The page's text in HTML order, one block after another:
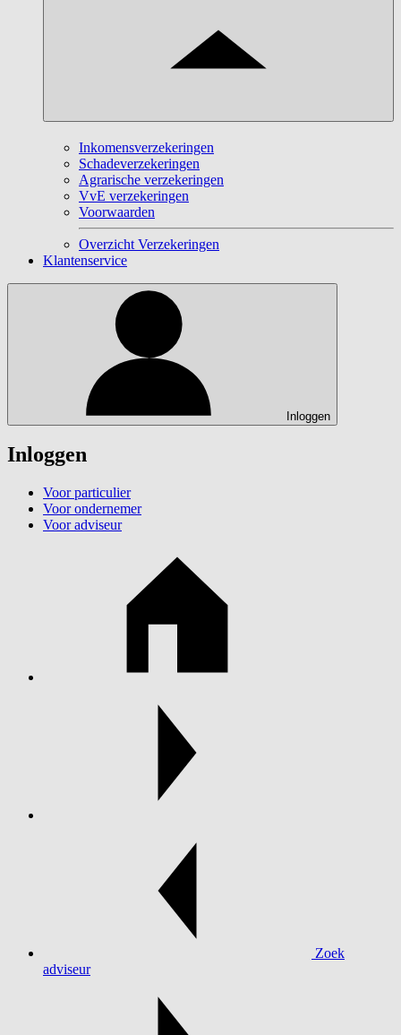
Inkomensverzekeringen
Schadeverzekeringen
Agrarische verzekeringen
VvE verzekeringen
Voorwaarden
Overzicht Verzekeringen
Klantenservice
Inloggen
Inloggen
Voor particulier
Voor ondernemer
Voor adviseur
Zoek
adviseur